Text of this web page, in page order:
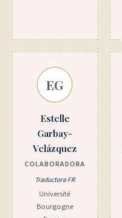
EG
Estelle
Garbay-
Velázquez
COLABORADORA
Traductora FR
Université
Bourgogne